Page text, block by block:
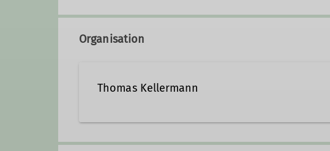
Organisation
Thomas Kellermann